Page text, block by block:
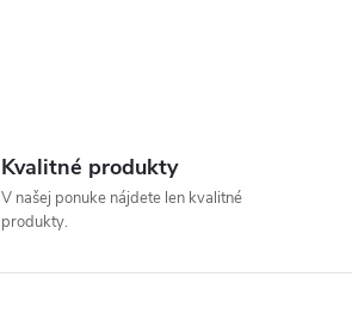
Kvalitné produkty
V našej ponuke nájdete len kvalitné
produkty.